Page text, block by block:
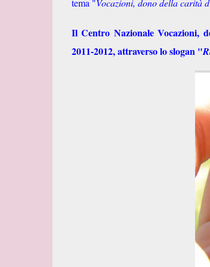
tema "Vocazioni, dono della carità
Il Centro Nazionale Vocazioni,
2011-2012, attraverso lo slogan "